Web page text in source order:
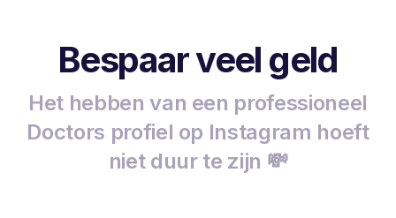
Bespaar veel geld
Het hebben van een professioneel
Doctors profiel op Instagram hoeft
niet duur te zijn 💸